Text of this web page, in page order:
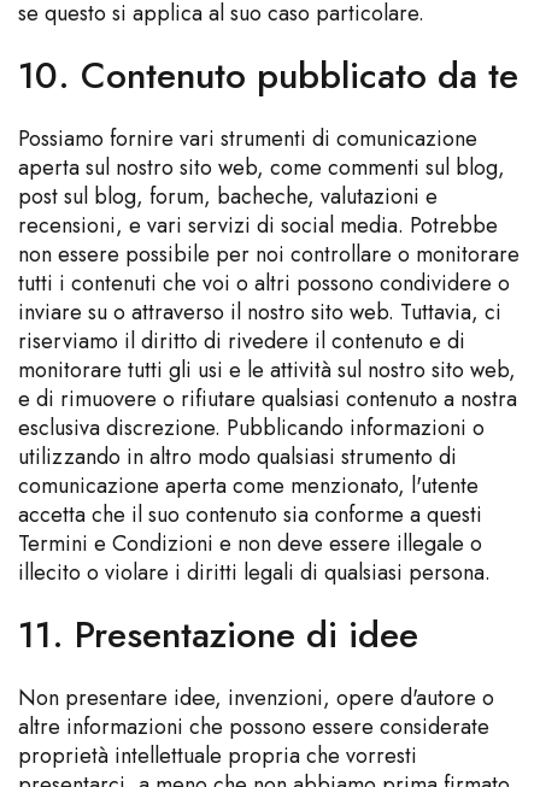
se questo si applica al suo caso particolare.
10. Contenuto pubblicato da te
Possiamo fornire vari strumenti di comunicazione
aperta sul nostro sito web, come commenti sul blog,
post sul blog, forum, bacheche, valutazioni e
recensioni, e vari servizi di social media. Potrebbe
non essere possibile per noi controllare o monitorare
tutti i contenuti che voi o altri possono condividere o
inviare su o attraverso il nostro sito web. Tuttavia, ci
riserviamo il diritto di rivedere il contenuto e di
monitorare tutti gli usi e le attività sul nostro sito web,
e di rimuovere o rifiutare qualsiasi contenuto a nostra
esclusiva discrezione. Pubblicando informazioni o
utilizzando in altro modo qualsiasi strumento di
comunicazione aperta come menzionato, l'utente
accetta che il suo contenuto sia conforme a questi
Termini e Condizioni e non deve essere illegale o
illecito o violare i diritti legali di qualsiasi persona.
11. Presentazione di idee
Non presentare idee, invenzioni, opere d'autore o
altre informazioni che possono essere considerate
proprietà intellettuale propria che vorresti